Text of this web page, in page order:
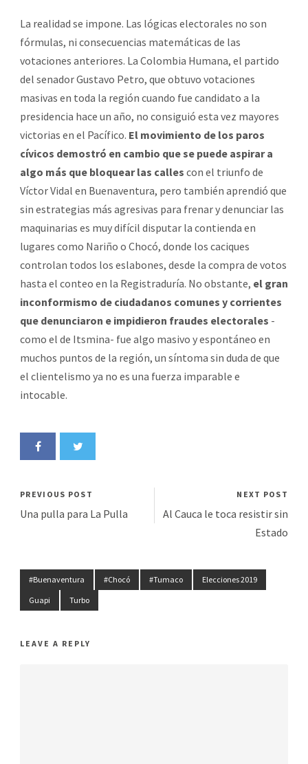
La realidad se impone. Las lógicas electorales no son
fórmulas, ni consecuencias matemáticas de las
votaciones anteriores. La Colombia Humana, el partido
del senador Gustavo Petro, que obtuvo votaciones
masivas en toda la región cuando fue candidato a la
presidencia hace un año, no consiguió esta vez mayores
victorias en el Pacífico. El movimiento de los paros
cívicos demostró en cambio que se puede aspirar a
algo más que bloquear las calles con el triunfo de
Víctor Vidal en Buenaventura, pero también aprendió que
sin estrategias más agresivas para frenar y denunciar las
maquinarias es muy difícil disputar la contienda en
lugares como Nariño o Chocó, donde los caciques
controlan todos los eslabones, desde la compra de votos
hasta el conteo en la Registraduría. No obstante, el gran
inconformismo de ciudadanos comunes y corrientes
que denunciaron e impidieron fraudes electorales -
como el de Itsmina- fue algo masivo y espontáneo en
muchos puntos de la región, un síntoma sin duda de que
el clientelismo ya no es una fuerza imparable e
intocable.
PREVIOUS POST
Una pulla para La Pulla
NEXT POST
Al Cauca le toca resistir sin
Estado
#Buenaventura #Chocó #Tumaco
Elecciones 2019
Guapi
Turbo
LEAVE A REPLY